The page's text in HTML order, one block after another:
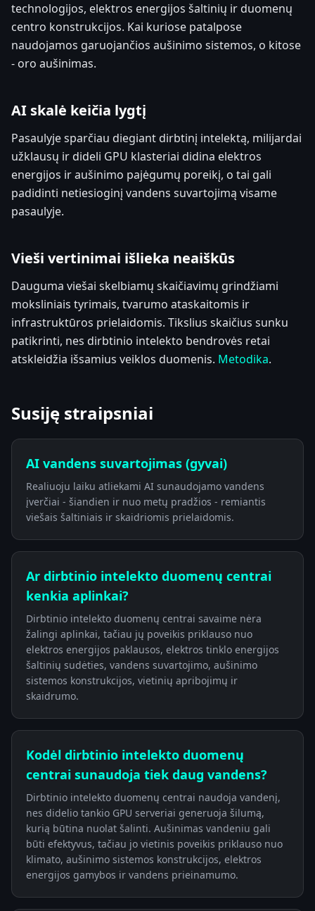
technologijos, elektros energijos šaltinių ir duomenų
centro konstrukcijos. Kai kuriose patalpose
naudojamos garuojančios aušinimo sistemos, o kitose
- oro aušinimas.
AI skalė keičia lygtį
Pasaulyje sparčiau diegiant dirbtinį intelektą, milijardai
užklausų ir dideli GPU klasteriai didina elektros
energijos ir aušinimo pajėgumų poreikį, o tai gali
padidinti netiesioginį vandens suvartojimą visame
pasaulyje.
Vieši vertinimai išlieka neaiškūs
Dauguma viešai skelbiamų skaičiavimų grindžiami
moksliniais tyrimais, tvarumo ataskaitomis ir
infrastruktūros prielaidomis. Tikslius skaičius sunku
patikrinti, nes dirbtinio intelekto bendrovės retai
atskleidžia išsamius veiklos duomenis. Metodika.
Susiję straipsniai
AI vandens suvartojimas (gyvai)
Realiuoju laiku atliekami AI sunaudojamo vandens
įverčiai - šiandien ir nuo metų pradžios - remiantis
viešais šaltiniais ir skaidriomis prielaidomis.
Ar dirbtinio intelekto duomenų centrai
kenkia aplinkai?
Dirbtinio intelekto duomenų centrai savaime nėra
žalingi aplinkai, tačiau jų poveikis priklauso nuo
elektros energijos paklausos, elektros tinklo energijos
šaltinių sudėties, vandens suvartojimo, aušinimo
sistemos konstrukcijos, vietinių apribojimų ir
skaidrumo.
Kodėl dirbtinio intelekto duomenų
centrai sunaudoja tiek daug vandens?
Dirbtinio intelekto duomenų centrai naudoja vandenį,
nes didelio tankio GPU serveriai generuoja šilumą,
kurią būtina nuolat šalinti. Aušinimas vandeniu gali
būti efektyvus, tačiau jo vietinis poveikis priklauso nuo
klimato, aušinimo sistemos konstrukcijos, elektros
energijos gamybos ir vandens prieinamumo.